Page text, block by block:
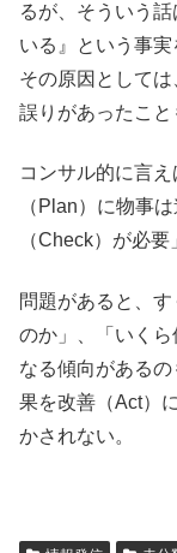
るが、そういう
いる』という事実
その原因として
誤りがあったこと
コンサル的に言
（Plan）に物事
（Check）が必
問題があると、
のか」、「いく
なる傾向がある
果を改善（Act）
かされない。